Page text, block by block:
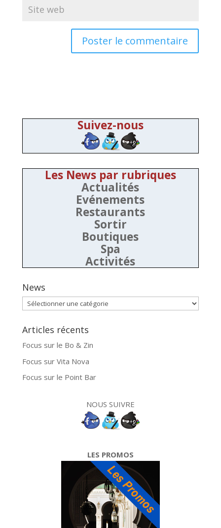
Suivez-nous
Les News par rubriques
Actualités
Evénements
Restaurants
Sortir
Boutiques
Spa
Activités
News
News
Articles récents
Focus sur le Bo & Zin
Focus sur Vita Nova
Focus sur le Point Bar
NOUS SUIVRE
LES PROMOS